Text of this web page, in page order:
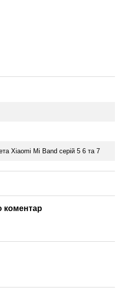
Xiaomi Mi Band серій 5 6 та 7
коментар